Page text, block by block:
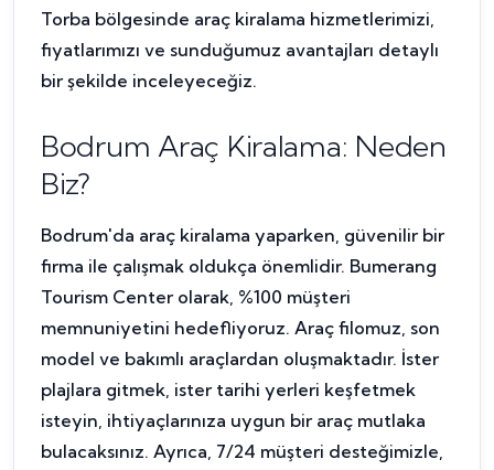
Torba bölgesinde araç kiralama hizmetlerimizi,
fiyatlarımızı ve sunduğumuz avantajları detaylı
bir şekilde inceleyeceğiz.
Bodrum Araç Kiralama: Neden
Biz?
Bodrum'da araç kiralama yaparken, güvenilir bir
firma ile çalışmak oldukça önemlidir. Bumerang
Tourism Center olarak, %100 müşteri
memnuniyetini hedefliyoruz. Araç filomuz, son
model ve bakımlı araçlardan oluşmaktadır. İster
plajlara gitmek, ister tarihi yerleri keşfetmek
isteyin, ihtiyaçlarınıza uygun bir araç mutlaka
bulacaksınız. Ayrıca, 7/24 müşteri desteğimizle,